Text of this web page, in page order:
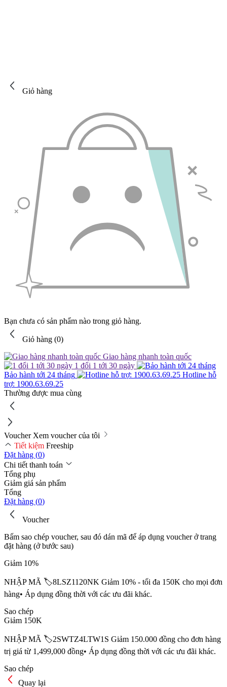
Giỏ hàng
Bạn chưa có sản phẩm nào trong giỏ hàng.
Giỏ hàng (0)
Giao hàng nhanh toàn quốc
1 đổi 1 tới 30 ngày
Bảo hành tới 24 tháng
Hotline hỗ
trợ: 1900.63.69.25
Thường được mua cùng
Voucher Xem voucher của tôi
Tiết kiệm Freeship
Đặt hàng (0)
Chi tiết thanh toán
Tổng phụ
Giảm giá sản phẩm
Tổng
Đặt hàng (0)
Voucher
Bấm sao chép voucher, sau đó dán mã để áp dụng voucher ở trang
đặt hàng (ở bước sau)
Giảm 10%
NHẬP MÃ 🏷️8LSZ1120NK Giảm 10% - tối đa 150K cho mọi đơn
hàng• Áp dụng đồng thời với các ưu đãi khác.
Sao chép
Giảm 150K
NHẬP MÃ 🏷️2SWTZ4LTW1S Giảm 150.000 đồng cho đơn hàng
trị giá từ 1,499,000 đồng• Áp dụng đồng thời với các ưu đãi khác.
Sao chép
Quay lại